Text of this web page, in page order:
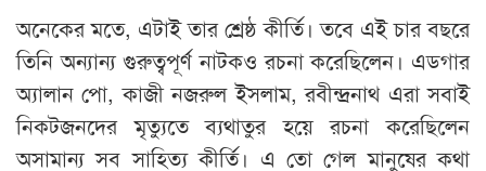
অনেকের মতে, এটাই তার শ্রেষ্ঠ কীর্তি। তবে এই চার বছরে
তিনি অন্যান্য গুরুত্বপূর্ণ নাটকও রচনা করেছিলেন। এডগার
অ্যালান পো, কাজী নজরুল ইসলাম, রবীন্দ্রনাথ এরা সবাই
নিকটজনদের মৃত্যুতে ব্যথাতুর হয়ে রচনা করেছিলেন
অসামান্য সব সাহিত্য কীর্তি। এ তো গেল মানুষের কথা